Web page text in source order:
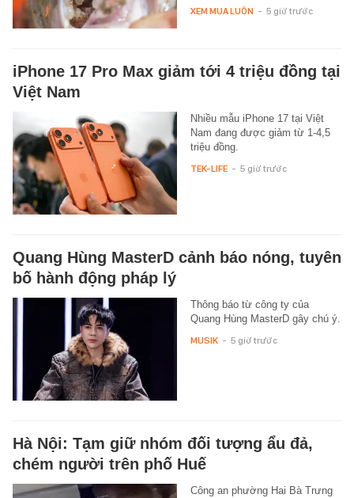
XEM MUA LUÔN - 5 giờ trước
iPhone 17 Pro Max giảm tới 4 triệu đồng tại
Việt Nam
Nhiều mẫu iPhone 17 tại Việt
Nam đang được giảm từ 1-4,5
triệu đồng.
TEK-LIFE - 5 giờ trước
Quang Hùng MasterD cảnh báo nóng, tuyên
bố hành động pháp lý
Thông báo từ công ty của
Quang Hùng MasterD gây chú ý.
MUSIK - 5 giờ trước
Hà Nội: Tạm giữ nhóm đối tượng ẩu đả,
chém người trên phố Huế
Công an phường Hai Bà Trưng